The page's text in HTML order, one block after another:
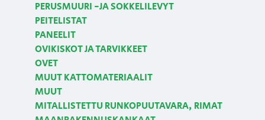
PERUSMUURI -JA SOKKELILEVYT
PEITELISTAT
PANEELIT
OVIKISKOT JA TARVIKKEET
OVET
MUUT KATTOMATERIAALIT
MUUT
MITALLISTETTU RUNKOPUUTAVARA, RIMAT